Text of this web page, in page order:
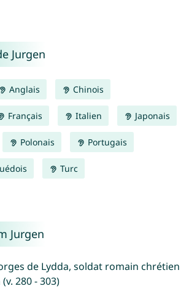
Jurgen
Anglais Chinois
Français Italien Japonais
Polonais Portugais
Turc
Jurgen
de Lydda, soldat romain chrétien
280 - 303)